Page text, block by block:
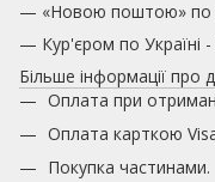
— «Новою поштою» по
— Кур'єром по Україні
Більше інформації про
Оплата при
Оплата карткою
Покупка частинами.